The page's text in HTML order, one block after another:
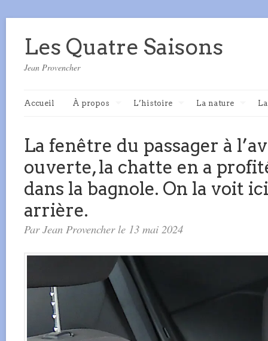
Les Quatre Saisons
Jean Provencher
Accueil À propos L’histoire La nature
La fenêtre du passager à
ouverte, la chatte en a
dans la bagnole. On la voit
arrière.
Par Jean Provencher le 13 mai 2024